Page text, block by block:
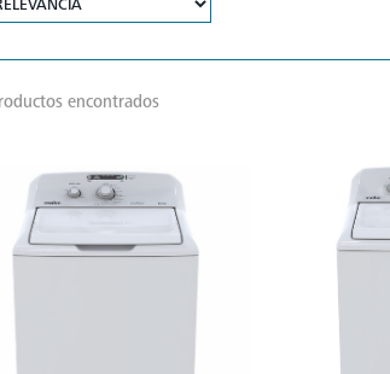
encontrados